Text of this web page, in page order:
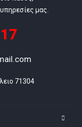
μας.
71304